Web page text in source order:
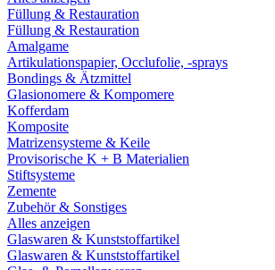
Füllung & Restauration
Füllung & Restauration
Amalgame
Artikulationspapier, Occlufolie, -sprays
Bondings & Ätzmittel
Glasionomere & Kompomere
Kofferdam
Komposite
Matrizensysteme & Keile
Provisorische K + B Materialien
Stiftsysteme
Zemente
Zubehör & Sonstiges
Alles anzeigen
Glaswaren & Kunststoffartikel
Glaswaren & Kunststoffartikel